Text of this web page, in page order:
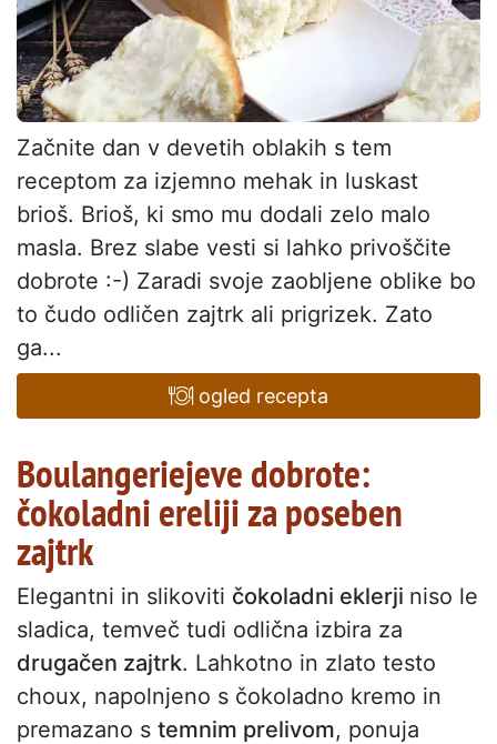
Začnite dan v devetih oblakih s tem
receptom za izjemno mehak in luskast
brioš. Brioš, ki smo mu dodali zelo malo
masla. Brez slabe vesti si lahko privoščite
dobrote :-) Zaradi svoje zaobljene oblike bo
to čudo odličen zajtrk ali prigrizek. Zato
ga...
ogled recepta
Boulangeriejeve dobrote:
čokoladni ereliji za poseben
zajtrk
Elegantni in slikoviti čokoladni eklerji niso le
sladica, temveč tudi odlična izbira za
drugačen zajtrk. Lahkotno in zlato testo
choux, napolnjeno s čokoladno kremo in
premazano s temnim prelivom, ponuja